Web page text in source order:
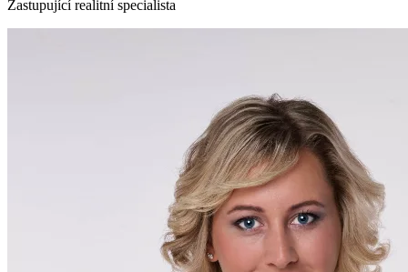
Zastupující realitní specialista